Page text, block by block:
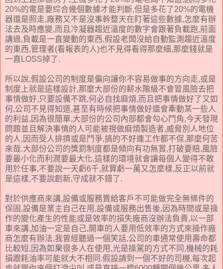
20%的電是要綜合幾個數據才能判斷,但是多花了20%的電機
器還是照走,廠務又不是沒事幹整天在盯著這些數據,怎麼有辦
法去及時應變,而且冷凝器趨近溫度的數字會跟著負載跑,前面
講過,負載是一直變動的東西,假設老闆沒給自動監測趨近溫度
的東西,管理者(看報表的人)也不見得看得那麼細,那麼錢就是
一直LOSS掉了.
所以說,假設公司的制度是偏向讓你不容易做事的方向走,或是
制度上就是這樣設計,那麼大部份的薪水階級不會冒風險去把
事情做好,只要設備不跳,何必自找麻煩,而且把事情做好了又如
何,公司不見得知道,甚至有時候把事情做好還會牽動某一些人
的利益,因為很簡單,大部份的公司內部都會勾心鬥角,今天發現
問題並且解決事情的人可能被視做麻煩製造者,威脅別人地位
的人,因而受人排擠或是鬥爭,搞的不好連工作都不保,那麼何苦
來哉.大部份公司的獎罰制度都是傾向有功無賞,打破要賠,風險
要最小化而利潤要最大化,這樣的環境就會讓每個人變得不敢
用於任事,不要說一天虧6千,就算虧一萬又怎麼樣,反正以前就
是這樣,不要說創新,守成就不錯了.
對於供應商來講,設備或服務賣給客戶不可能做完全無條件的
保固,設備是業主自己在用,設備或服務出售後,因為時間或是操
作的變化產生的性能或是效率的損失廠商沒辦法負責,以一部
車來講,加油一定是自己,開車的人要用低效率的方式來操作廠
商怎麼有辦法,我曾經聽過一個笑話,公司的車通常使用壽命都
比較短,因為如果很多人在使用,光是操駕的方式不同,機械的耗
損跟耗油率可能就大不相同.假設請到一個不好的司機,每次起